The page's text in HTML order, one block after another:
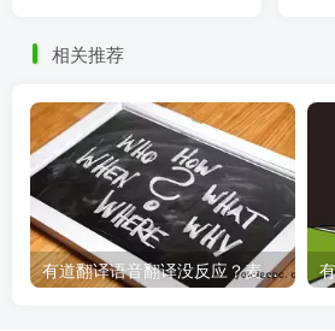
相关推荐
有道翻译语音翻译没反应？麦克风权限设置指南